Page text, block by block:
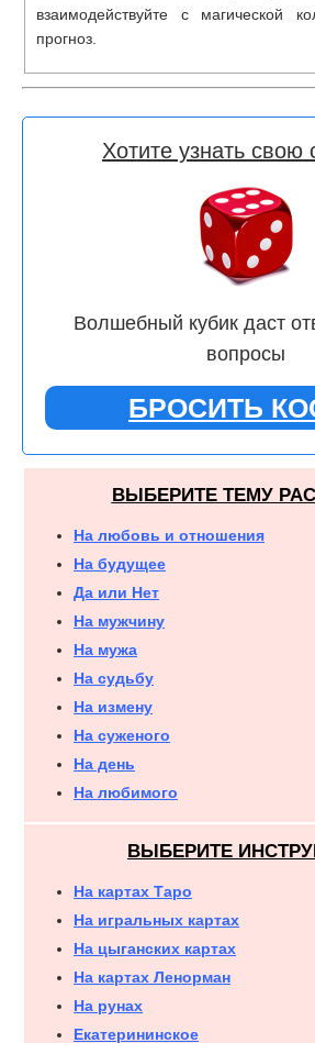
взаимодействуйте с магической
прогноз.
Хотите узнать свою
Волшебный кубик даст
вопросы
БРОСИТЬ
ВЫБЕРИТЕ ТЕМУ
На любовь и отношения
На будущее
Да или Нет
На мужчину
На мужа
На судьбу
На измену
На суженого
На день
На любимого
ВЫБЕРИТЕ
На картах Таро
На игральных картах
На цыганских картах
На картах Ленорман
На рунах
Екатерининское